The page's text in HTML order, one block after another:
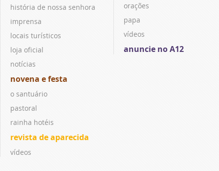
história de nossa senhora
imprensa
locais turísticos
loja oficial
notícias
novena e festa
o santuário
pastoral
rainha hotéis
revista de aparecida
vídeos
orações
papa
vídeos
anuncie no A12